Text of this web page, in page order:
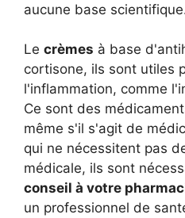
aucune base
Le crèmes à base
cortisone, ils sont utiles
l'inflammation, comme
Ce sont des
même s'il s'agit de
qui ne nécessitent pas
médicale, ils sont
conseil à votre
un professionnel de